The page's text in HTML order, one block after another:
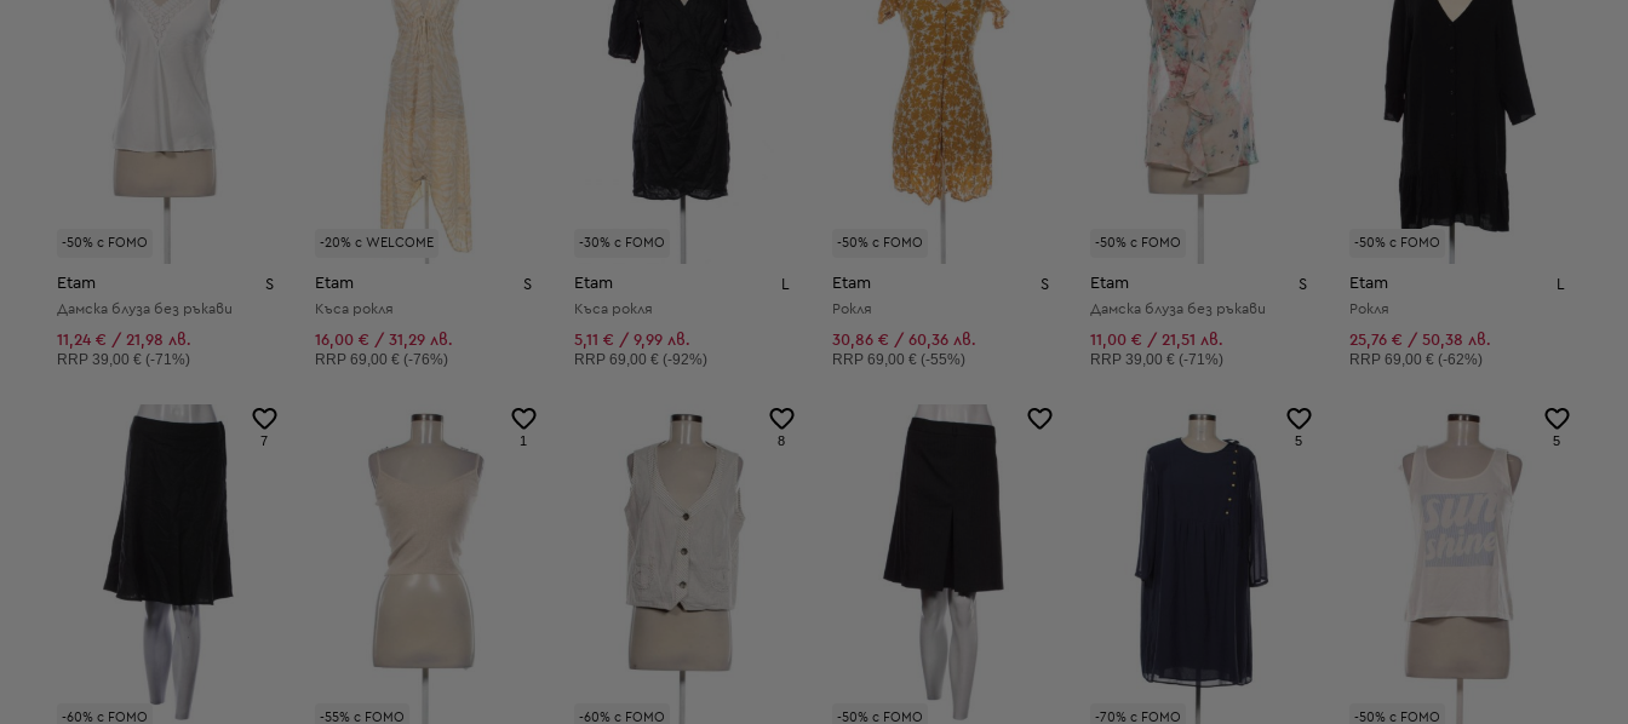
-50% с FOMO
Etam S
Дамска блуза без ръкави
11,24 € / 21,98 лв.
Препоръчителна цена:
RRP 39,00 € (-71%)
-20% с WELCOME
Etam S
Къса рокля
16,00 € / 31,29 лв.
Препоръчителна цена:
RRP69,00 € (-76%)
-30% с FOMO
Etam L
Къса рокля
5,11 € / 9,99 лв.
Препоръчителна цена:
RRP 69,00 € (-92%)
-50% с FOMO
Etam S
Рокля
30,86 € / 60,36 лв.
Препоръчителна цена:
RRP 69,00 € (-55%)
-50% с FOMO
Etam S
Дамска блуза без ръкави
11,00 € / 21,51 лв.
Препоръчителна цена:
RRP39,00 € (-71%)
-50% с FOMO
Etam L
Рокля
25,76 € / 50,38 лв.
Препоръчителна цена:
RRP 69,00 € (-62%)
-60% с FOMO
7
-55% с FOMO
1
-60% с FOMO
8
-50% с FOMO -70% с FOMO
5
-50% с FOMO
5